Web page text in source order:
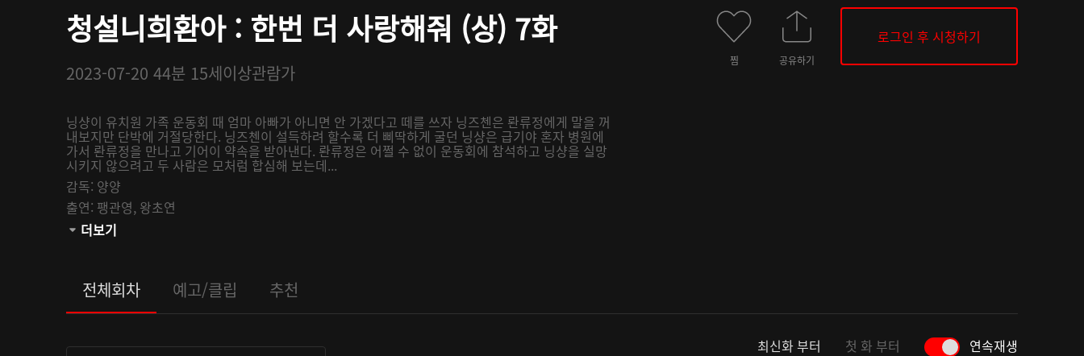
청설니희환아 : 한번 더 사랑해줘 (상) 7화
2023-07-20 44분 15세이상관람가
닝샹이 유치원 가족 운동회 때 엄마 아빠가 아니면 안 가겠다고 떼를 쓰자 닝즈첸은 롼류정에게 말을 꺼
내보지만 단박에 거절당한다. 닝즈첸이 설득하려 할수록 더 삐딱하게 굴던 닝샹은 급기야 혼자 병원에
가서 롼류정을 만나고 기어이 약속을 받아낸다. 롼류정은 어쩔 수 없이 운동회에 참석하고 닝샹을 실망
시키지 않으려고 두 사람은 모처럼 합심해 보는데...
감독: 양양
출연: 팽관영, 왕초연
관람등급:
더보기
찜 공유하기
로그인 후 시청하기
전체회차 예고/클립 추천
최신화 부터 첫 화 부터 연속재생